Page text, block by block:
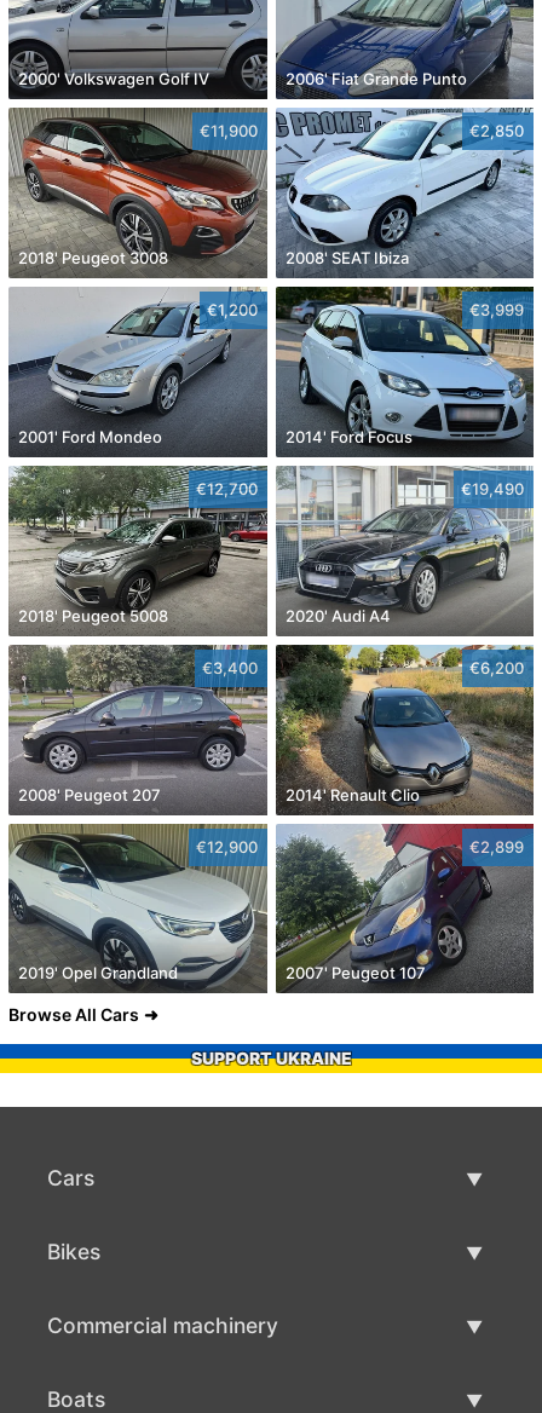
2000' Volkswagen Golf IV 2006' Fiat Grande Punto
€11,900
2018' Peugeot 3008
€2,850
2008' SEAT Ibiza
€1,200
2001' Ford Mondeo
€3,999
2014' Ford Focus
€12,700
2018' Peugeot 5008
€19,490
2020' Audi A4
€3,400
2008' Peugeot 207
€6,200
2014' Renault Clio
€12,900
2019' Opel Grandland
€2,899
2007' Peugeot 107
Browse All Cars
SUPPORT UKRAINE
Cars
Bikes
Commercial machinery
Boats